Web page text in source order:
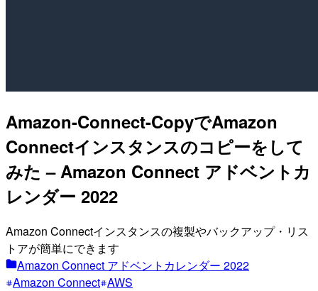
Amazon-Connect-CopyでAmazon
Connectインスタンスのコピーをして
みた – Amazon Connect アドベントカ
レンダー 2022
Amazon Connectインスタンスの複製やバックアップ・リス
トアが簡単にできます
Amazon Connect アドベントカレンダー 2022
Amazon Connect AWS